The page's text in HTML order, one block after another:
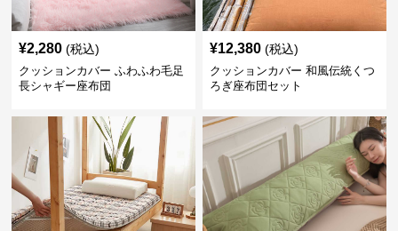
¥2,280 (税込)
クッションカバー ふわふわ毛足
長シャギー座布団
¥12,380 (税込)
クッションカバー 和風伝統くつ
ろぎ座布団セット